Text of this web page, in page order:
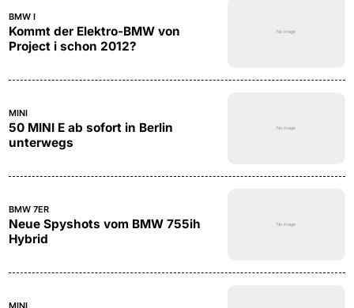
BMW I
Kommt der Elektro-BMW von
Project i schon 2012?
MINI
50 MINI E ab sofort in Berlin
unterwegs
BMW 7ER
Neue Spyshots vom BMW 755ih
Hybrid
MINI